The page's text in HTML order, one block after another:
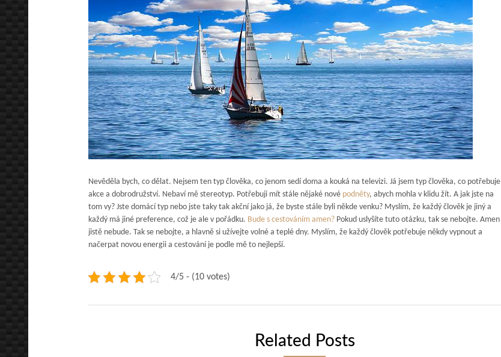
Nevěděla bych, co dělat. Nejsem ten typ člověka, co jenom sedí doma a kouká na televizi. Já jsem typ člověka, co potřebuje
akce a dobrodružství. Nebaví mě stereotyp. Potřebuji mít stále nějaké nové podněty, abych mohla v klidu žít. A jak jste na
tom vy? Jste domácí typ nebo jste taky tak akční jako já, že byste stále byli někde venku? Myslím, že každý člověk je jiný a
každý má jiné preference, což je ale v pořádku. Bude s cestováním amen? Pokud uslyšíte tuto otázku, tak se nebojte. Amen
jistě nebude. Tak se nebojte, a hlavně si užívejte volné a teplé dny. Myslím, že každý člověk potřebuje někdy vypnout a
načerpat novou energii a cestování je podle mě to nejlepší.
4/5 - (10 votes)
Related Posts